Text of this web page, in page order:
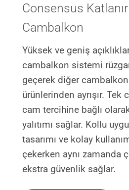
Consensus Katlanır
Cambalkon
Yüksek ve geniş
cambalkon sistemi
geçerek diğer cambalkon
ürünlerinden ayrışır. Tek
cam tercihine bağlı
yalıtımı sağlar. Kollu
tasarımı ve kolay
çekerken aynı zamanda
ekstra güvenlik sağlar.